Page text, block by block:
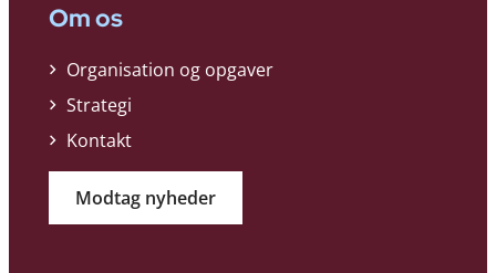
Om os
Organisation og opgaver
Strategi
Kontakt
Modtag nyheder